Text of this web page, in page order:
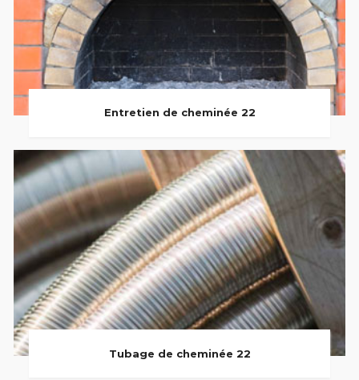
Entretien de cheminée 22
Tubage de cheminée 22